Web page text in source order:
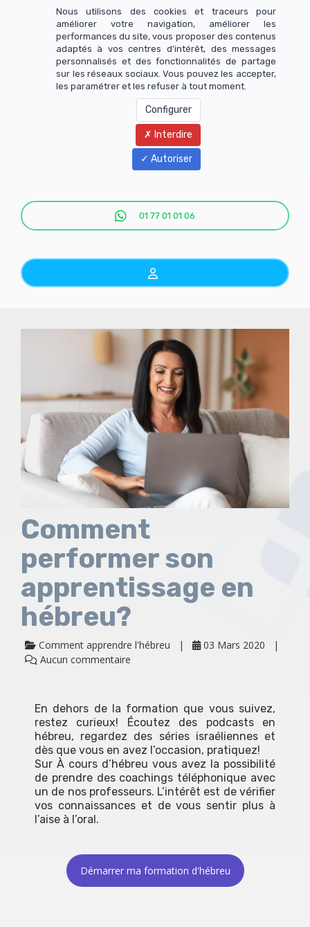
Menu
01 77 01 01 06
Comment
performer son
apprentissage en
hébreu?
Comment apprendre l'hébreu
03 Mars 2020
Aucun commentaire
En dehors de la formation que vous suivez,
restez curieux! Écoutez des podcasts en
hébreu, regardez des séries israéliennes et
dès que vous en avez l’occasion, pratiquez!
Sur À cours d’hébreu vous avez la possibilité
de prendre des coachings téléphonique avec
un de nos professeurs. L’intérêt est de vérifier
vos connaissances et de vous sentir plus à
l’aise à l’oral.
Démarrer ma formation d'hébreu
Nous utilisons des cookies et traceurs pour
améliorer votre navigation, améliorer les
performances du site, vous proposer des contenus
adaptés à vos centres d’intérêt, des messages
personnalisés et des fonctionnalités de partage
sur les réseaux sociaux. Vous pouvez les accepter,
les paramétrer et les refuser à tout moment.
Configurer
Interdire
Autoriser